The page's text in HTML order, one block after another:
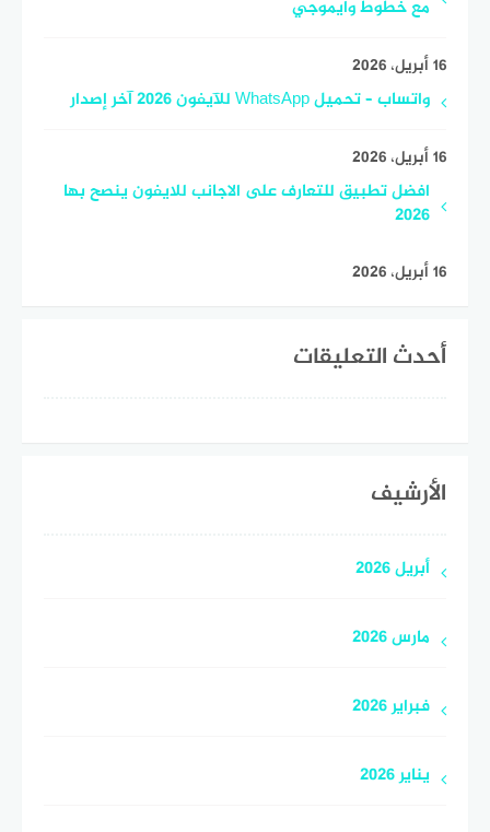
مع خطوط وايموجي
16 أبريل، 2026
واتساب – تحميل WhatsApp للآيفون 2026 آخر إصدار
16 أبريل، 2026
افضل تطبيق للتعارف على الاجانب للايفون ينصح بها
2026
16 أبريل، 2026
أحدث التعليقات
الأرشيف
أبريل 2026
مارس 2026
فبراير 2026
يناير 2026